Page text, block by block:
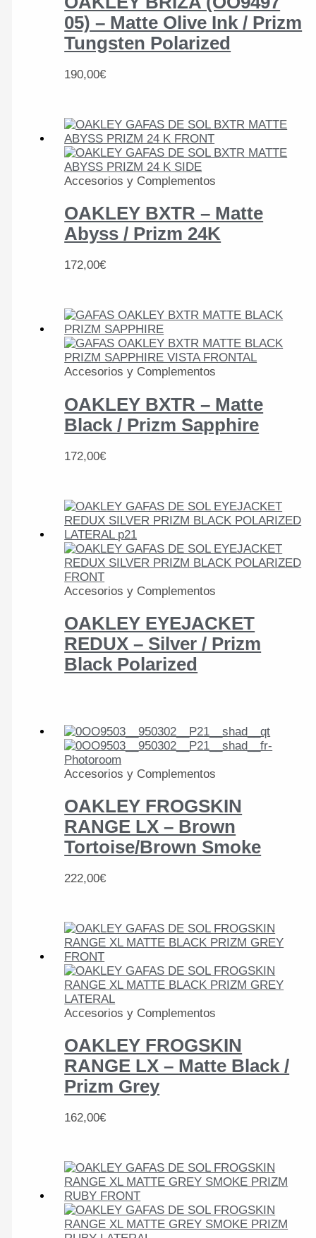
05) – Matte Olive Ink / Prizm
Tungsten Polarized
190,00€
Accesorios y Complementos
OAKLEY BXTR – Matte
Abyss / Prizm 24K
172,00€
Accesorios y Complementos
OAKLEY BXTR – Matte
Black / Prizm Sapphire
172,00€
Accesorios y Complementos
OAKLEY EYEJACKET
REDUX – Silver / Prizm
Black Polarized
Accesorios y Complementos
OAKLEY FROGSKIN
RANGE LX – Brown
Tortoise/Brown Smoke
222,00€
Accesorios y Complementos
OAKLEY FROGSKIN
RANGE LX – Matte Black /
Prizm Grey
162,00€